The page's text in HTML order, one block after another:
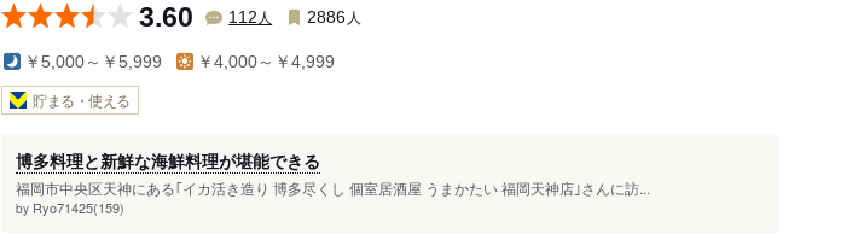
3.60 112 人 2886 人
￥5,000～￥5,999 ￥4,000～￥4,999
貯まる・使える
博多料理と新鮮な海鮮料理が堪能できる
福岡市中央区天神にある｢イカ活き造り 博多尽くし 個室居酒屋 うまかたい 福岡天神店｣さんに訪...
by Ryo71425(159)